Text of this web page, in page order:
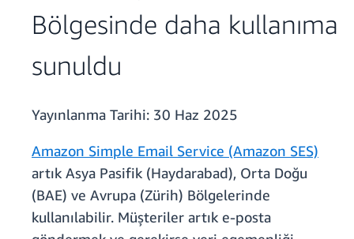
Bölgesinde daha kullanıma
sunuldu
Yayınlanma Tarihi: 30 Haz 2025
Amazon Simple Email Service (Amazon SES)
artık Asya Pasifik (Haydarabad), Orta Doğu
(BAE) ve Avrupa (Zürih) Bölgelerinde
kullanılabilir. Müşteriler artık e-posta